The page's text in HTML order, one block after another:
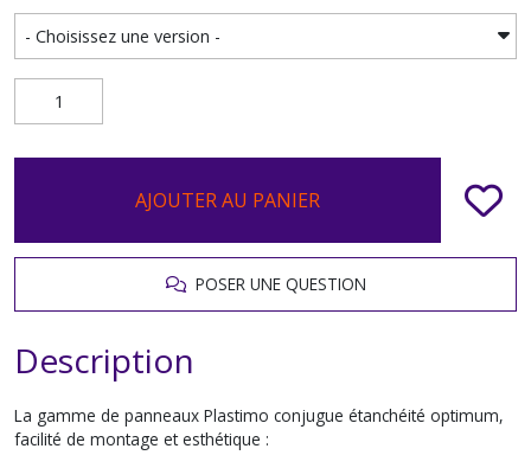
AJOUTER AU PANIER
POSER UNE QUESTION
Description
La gamme de panneaux Plastimo conjugue étanchéité optimum,
facilité de montage et esthétique :